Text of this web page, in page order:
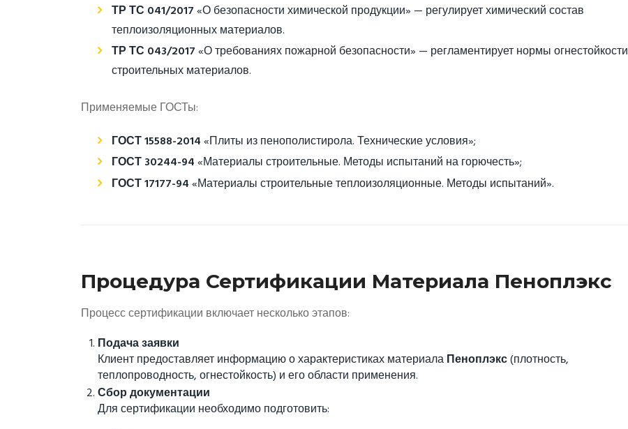
ТР ТС 041/2017«О безопасности химической продукции» — регулирует химический состав
теплоизоляционных материалов.
ТР ТС 043/2017«О требованиях пожарной безопасности» — регламентирует нормы огнестойкости
строительных материалов.
Применяемые ГОСТы:
ГОСТ 15588-2014«Плиты из пенополистирола. Технические условия»;
ГОСТ 30244-94«Материалы строительные. Методы испытаний на горючесть»;
ГОСТ 17177-94«Материалы строительные теплоизоляционные. Методы испытаний».
Процедура Сертификации Материала Пеноплэкс
Процесс сертификации включает несколько этапов:
Подача заявки
Клиент предоставляет информацию о характеристиках материалаПеноплэкс(плотность,
теплопроводность, огнестойкость) и его области применения.
Сбор документации
Для сертификации необходимо подготовить: